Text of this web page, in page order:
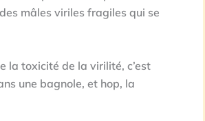
mâles viriles fragiles qui se
la toxicité de la virilité, c’est
une bagnole, et hop, la